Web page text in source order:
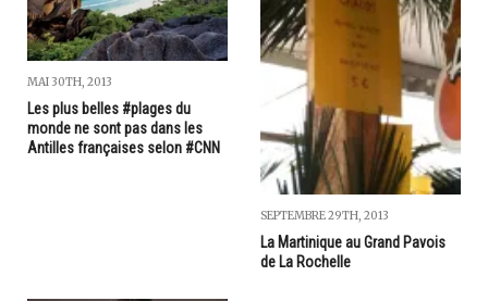
MAI 30TH, 2013
Les plus belles #plages du
monde ne sont pas dans les
Antilles françaises selon #CNN
SEPTEMBRE 29TH, 2013
La Martinique au Grand Pavois
de La Rochelle